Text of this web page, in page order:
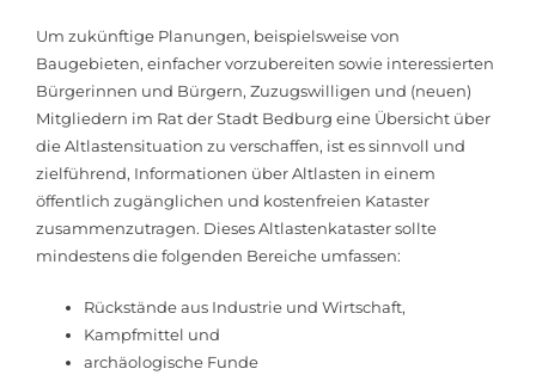
Um zukünftige Planungen, beispielsweise von
Baugebieten, einfacher vorzubereiten sowie interessierten
Bürgerinnen und Bürgern, Zuzugswilligen und (neuen)
Mitgliedern im Rat der Stadt Bedburg eine Übersicht über
die Altlastensituation zu verschaffen, ist es sinnvoll und
zielführend, Informationen über Altlasten in einem
öffentlich zugänglichen und kostenfreien Kataster
zusammenzutragen. Dieses Altlastenkataster sollte
mindestens die folgenden Bereiche umfassen:
Rückstände aus Industrie und Wirtschaft,
Kampfmittel und
archäologische Funde